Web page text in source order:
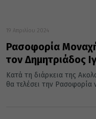
19 Απριλίου 2024
Ρασοφορία
τον Δημητριάδος
Κατά τη διάρκεια της
θα τελέσει την